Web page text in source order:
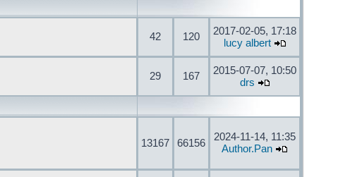
42 120
2017-02-05, 17:18
lucy albert
29 167
2015-07-07, 10:50
drs
13167 66156
2024-11-14, 11:35
Author.Pan